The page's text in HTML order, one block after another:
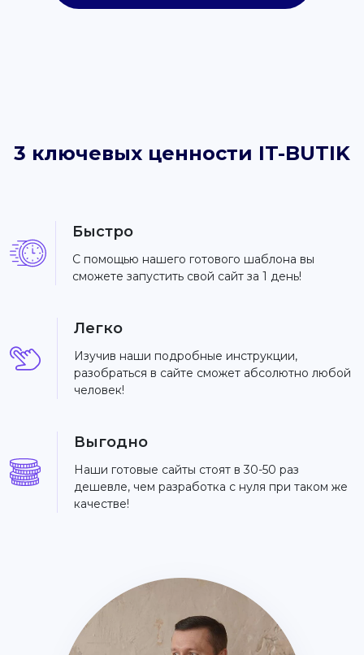
3 ключевых ценности IT-BUTIK
Быстро
С помощью нашего готового шаблона вы
сможете запустить свой сайт за 1 день!
Легко
Изучив наши подробные инструкции,
разобраться в сайте сможет абсолютно любой
человек!
Выгодно
Наши готовые сайты стоят в 30-50 раз
дешевле, чем разработка с нуля при таком же
качестве!